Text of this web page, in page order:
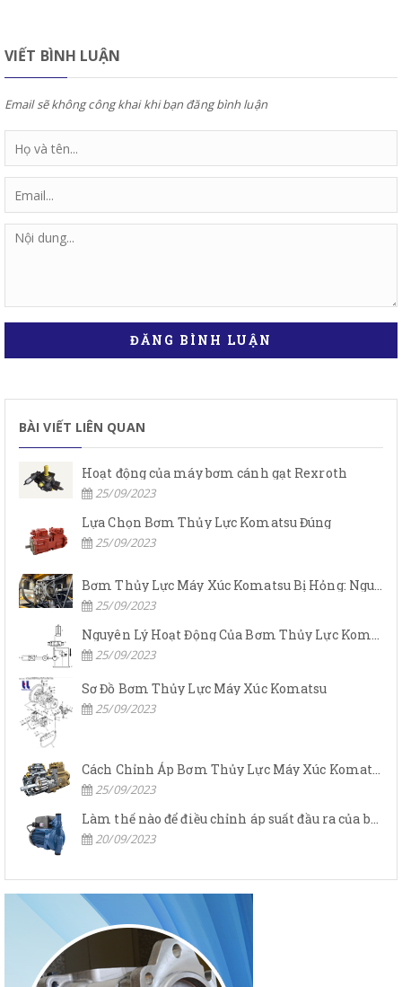
VIẾT BÌNH LUẬN
Email sẽ không công khai khi bạn đăng bình luận
ĐĂNG BÌNH LUẬN
BÀI VIẾT LIÊN QUAN
Hoạt động của máy bơm cánh gạt Rexroth
25/09/2023
Lựa Chọn Bơm Thủy Lực Komatsu Đúng
25/09/2023
Bơm Thủy Lực Máy Xúc Komatsu Bị Hỏng: Nguyên Nhân Và Cách Khắc Phục
25/09/2023
Nguyên Lý Hoạt Động Của Bơm Thủy Lực Komatsu
25/09/2023
Sơ Đồ Bơm Thủy Lực Máy Xúc Komatsu
25/09/2023
25/09/2023
20/09/2023